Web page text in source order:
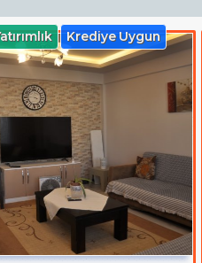
Krediye Uygun